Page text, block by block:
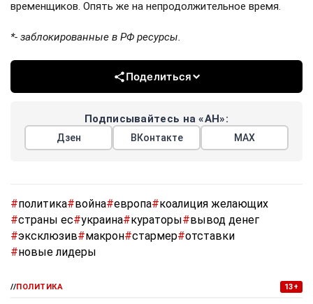
временщиков. Опять же на непродолжительное время.
*- заблокированные в РФ ресурсы.
Поделиться
Подписывайтесь на «АН»:
Дзен ВКонтакте МАХ
#политика#война#европа#коалиция желающих
#страны ес#украина#кураторы#вывод денег
#эксклюзив#макрон#стармер#отставки
#новые лидеры
//ПОЛИТИКА 13+